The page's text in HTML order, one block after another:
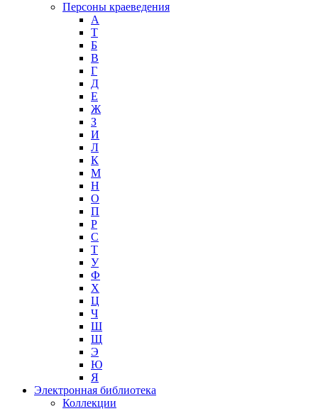
Персоны краеведения
А
T
Б
В
Г
Д
Е
Ж
З
И
Л
К
М
Н
О
П
Р
С
Т
У
Ф
Х
Ц
Ч
Ш
Щ
Э
Ю
Я
Электронная библиотека
Коллекции